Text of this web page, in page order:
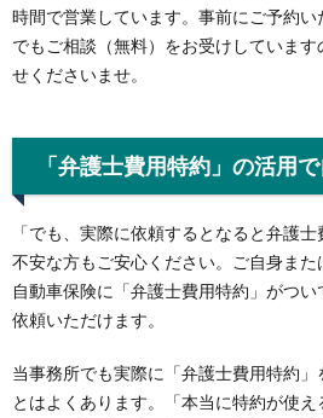
時間で営業しています。事前にご予約
でもご相談（無料）をお受けしていま
せくださいませ。
「弁護士費用特約」の活用
「でも、実際に依頼するとなると弁護
不安な方もご安心ください。ご自身ま
自動車保険に「弁護士費用特約」がつ
依頼いただけます。
当事務所でも実際に「弁護士費用特約」
とはよくあります。「本当に特約が使